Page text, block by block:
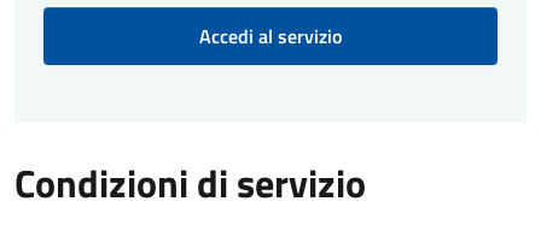
Accedi al servizio
Condizioni di servizio